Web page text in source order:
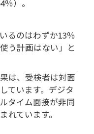
）。
るのはわずか13％
う計画はない」と
は、受検者は対面
ています。デジタ
タイム面接が非同
れています。